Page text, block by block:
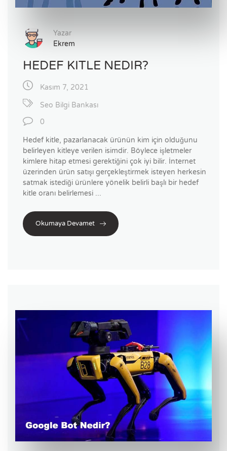
Yazar
Ekrem
HEDEF KITLE NEDIR?
Kasım 7, 2021
Seo Bilgi Bankası
0
Hedef kitle, pazarlanacak ürünün kim için olduğunu
belirleyen kitleye verilen isimdir. Böylece işletmeler
kimlere hitap etmesi gerektiğini çok iyi bilir. İnternet
üzerinden ürün satışı gerçekleştirmek isteyen herkesin
satmak istediği ürünlere yönelik belirli başlı bir hedef
kitle oranı belirlemesi ...
Okumaya Devamet